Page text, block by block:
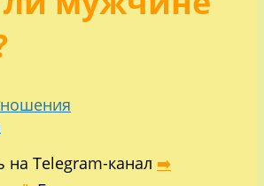
на Telegram-канал ➡️